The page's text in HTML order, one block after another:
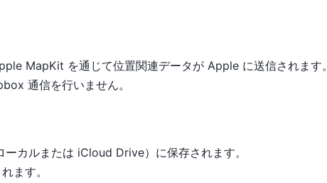
MapKit を通じて位置関連データが Apple に送信されます。
通信を行いません。
カルまたは iCloud Drive）に保存されます。
ます。